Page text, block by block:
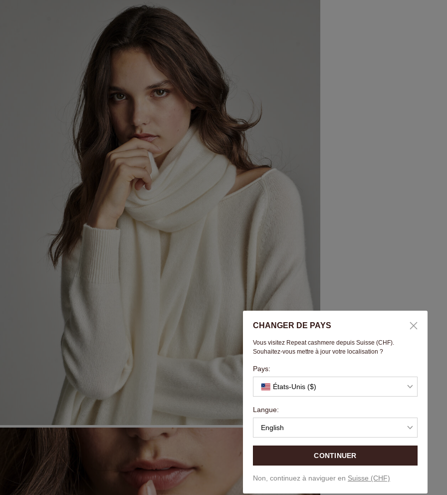
CHANGER DE PAYS
Vous visitez Repeat cashmere depuis Suisse (CHF).
Souhaitez-vous mettre à jour votre localisation ?
Pays:
États-Unis ($)
Langue:
English
CONTINUER
Non, continuez à naviguer en Suisse (CHF)